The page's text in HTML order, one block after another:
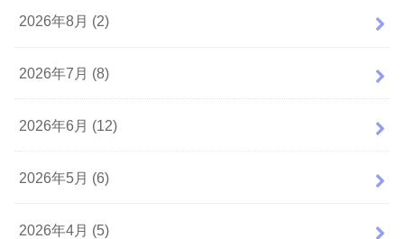
2026年8月 (2)
2026年7月 (8)
2026年6月 (12)
2026年5月 (6)
2026年4月 (5)